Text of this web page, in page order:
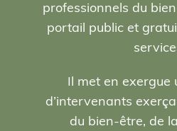
professionnels du
portail public et
Il met en exergue
d’intervenants
du bien-être, de